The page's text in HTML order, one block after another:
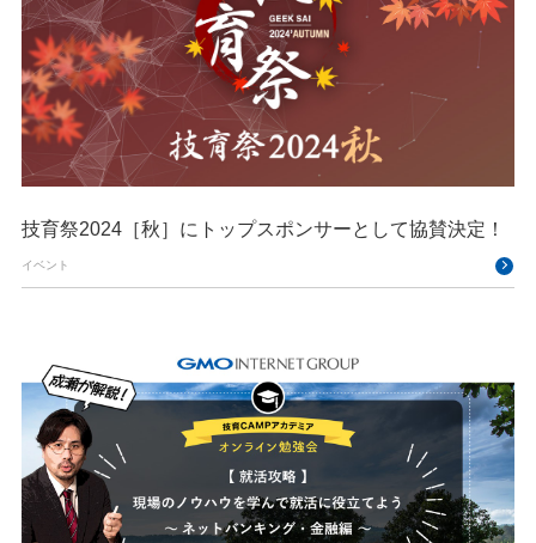
技育祭2024［秋］にトップスポンサーとして協賛決定！
イベント